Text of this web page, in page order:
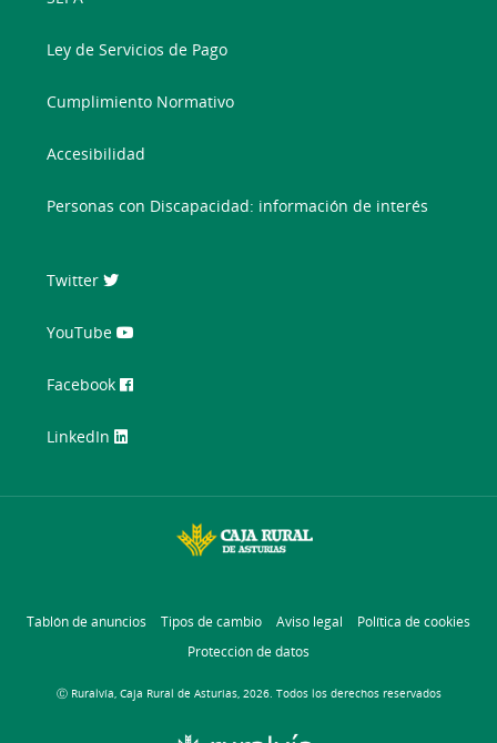
Ley de Servicios de Pago
Cumplimiento Normativo
Accesibilidad
Personas con Discapacidad: información de interés
Twitter
YouTube
Facebook
LinkedIn
Tablón de anuncios Tipos de cambio Aviso legal
Política de cookies
Protección de datos
Ⓒ Ruralvía, Caja Rural de Asturias, 2026. Todos los derechos reservados